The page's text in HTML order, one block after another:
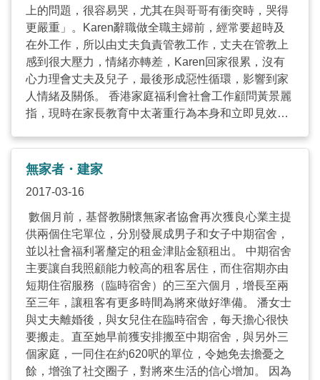
上的問題，很容易哭，尤其在與哥哥有衝突時，哭得
更嚴重」。Karen辭職做全職主婦前，經常要超時及
在外工作，所以由丈夫負責管教工作，丈夫在管教上
感到很大壓力，情緒亦轉差，Karen回家很累，沒有
心力理會丈夫及兒子，最後形成惡性循環，影響到家
人情緒及關係。 香港家庭福利會社會工作顧問黃景麗
指，現時在家長教育中太著重行為本身和立即見效，
友，取得子女信任，一點一滴累積親子關係。因此，
香港家庭福利會推出「親子遊戲輔導計劃」，期望透
女克服並預防各種情緒及行為問題，建立健康品格，
同時改善親子關係。計劃經理陸月惠表示，除了家長
於課堂學習理論外，回家後需與孩子開展特別遊戲時
間，並拍一些短片帶回在堂上分享與孩子互動的過
程，讓其他家長互相借鏡，學習如何從遊戲中增加子
女的自尊及自信，或是發洩出一些情緒。 Karen參與
計劃後，更了解兒子的需要，知道如何處理兒子的不
安情緒，例如：細兒子早上起床時經常哭，從前她會
叫兒子不要哭，要趕時間及催促他，但上了親子遊戲
後，原來他們的不良行為，例如他經常哭泣，其實背
後是有些情緒及原因，原來他很倦或早上覺得冷，接
無家者・建家
2017-03-16
數個月前，基督教關懷無家者協會再次獲良心業主提
供兩個住宅單位，分別發展成男子和女子中期宿舍，
並以社會福利署釐定的租金津貼金額租出。 中期宿舍
主要讓自我照顧能力較高的租客居住，而住宿期亦由
短期住宿服務（臨時宿舍）的三至六個月，增長至兩
至三年，讓租客有更多時間為將來做好準備。 潘女士
與丈夫離婚後，與女兒住在臨時宿舍，每天擔心很快
要搬走。直至她早前獲安排搬至中期宿舍，與另外三
個家庭，一同住在約620呎的單位，令她免去擔憂之
餘，增強了社交圈子，對將來生活的信心增加。 因為